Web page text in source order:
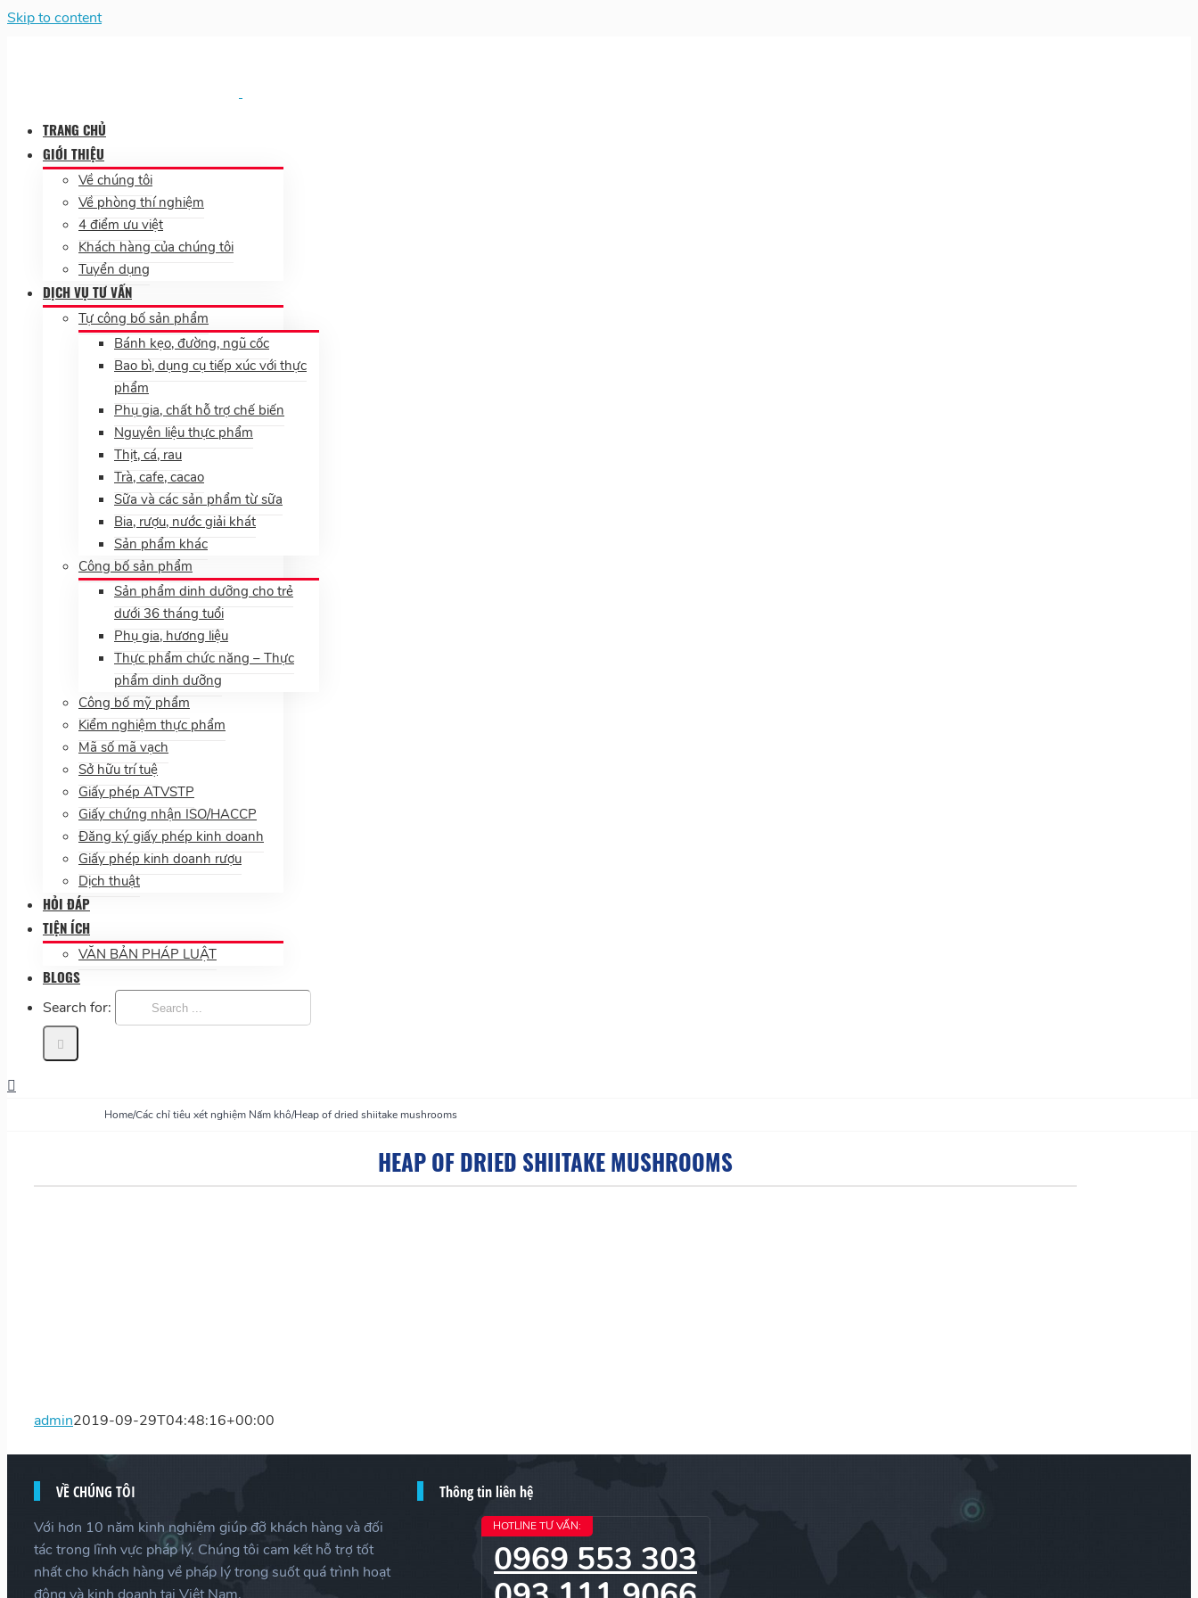
Skip to content
TRANG CHỦ
GIỚI THIỆU
Về chúng tôi
Về phòng thí nghiệm
4 điểm ưu việt
Khách hàng của chúng tôi
Tuyển dụng
DỊCH VỤ TƯ VẤN
Tự công bố sản phẩm
Bánh kẹo, đường, ngũ cốc
Bao bì, dụng cụ tiếp xúc với thực
phẩm
Phụ gia, chất hỗ trợ chế biến
Nguyên liệu thực phẩm
Thịt, cá, rau
Trà, cafe, cacao
Sữa và các sản phẩm từ sữa
Bia, rượu, nước giải khát
Sản phẩm khác
Công bố sản phẩm
Sản phẩm dinh dưỡng cho trẻ
dưới 36 tháng tuổi
Phụ gia, hương liệu
Thực phẩm chức năng – Thực
phẩm dinh dưỡng
Công bố mỹ phẩm
Kiểm nghiệm thực phẩm
Mã số mã vạch
Sở hữu trí tuệ
Giấy phép ATVSTP
Giấy chứng nhận ISO/HACCP
Đăng ký giấy phép kinh doanh
Giấy phép kinh doanh rượu
Dịch thuật
HỎI ĐÁP
TIỆN ÍCH
VĂN BẢN PHÁP LUẬT
BLOGS
Search for:
Home/Các chỉ tiêu xét nghiệm Nấm khô/Heap of dried shiitake mushrooms
HEAP OF DRIED SHIITAKE MUSHROOMS
admin2019-09-29T04:48:16+00:00
VỀ CHÚNG TÔI
Với hơn 10 năm kinh nghiệm giúp đỡ khách hàng và đối
tác trong lĩnh vực pháp lý. Chúng tôi cam kết hỗ trợ tốt
nhất cho khách hàng về pháp lý trong suốt quá trình hoạt
Thông tin liên hệ
HOTLINE TƯ VẤN:
0969 553 303